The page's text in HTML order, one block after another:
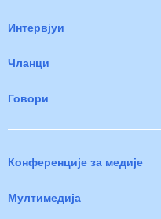
Интервјуи
Чланци
Говори
Конференције за медије
Мултимедија